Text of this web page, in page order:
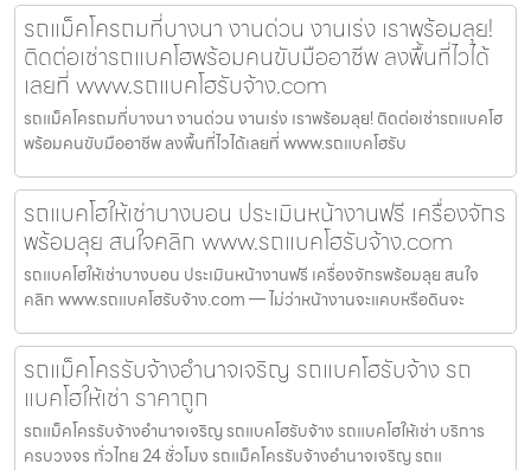
รถแม็คโครถมที่บางนา งานด่วน งานเร่ง เราพร้อมลุย!
ติดต่อเช่ารถแบคโฮพร้อมคนขับมืออาชีพ ลงพื้นที่ไวได้
เลยที่ www.รถแบคโฮรับจ้าง.com
รถแม็คโครถมที่บางนา งานด่วน งานเร่ง เราพร้อมลุย! ติดต่อเช่ารถแบคโฮ
พร้อมคนขับมืออาชีพ ลงพื้นที่ไวได้เลยที่ www.รถแบคโฮรับ
รถแบคโฮให้เช่าบางบอน ประเมินหน้างานฟรี เครื่องจักร
พร้อมลุย สนใจคลิก www.รถแบคโฮรับจ้าง.com
รถแบคโฮให้เช่าบางบอน ประเมินหน้างานฟรี เครื่องจักรพร้อมลุย สนใจ
คลิก www.รถแบคโฮรับจ้าง.com — ไม่ว่าหน้างานจะแคบหรือดินจะ
รถแม็คโครรับจ้างอำนาจเจริญ รถแบคโฮรับจ้าง รถ
แบคโฮให้เช่า ราคาถูก
รถแม็คโครรับจ้างอำนาจเจริญ รถแบคโฮรับจ้าง รถแบคโฮให้เช่า บริการ
ครบวงจร ทั่วไทย 24 ชั่วโมง รถแม็คโครรับจ้างอำนาจเจริญ รถแ